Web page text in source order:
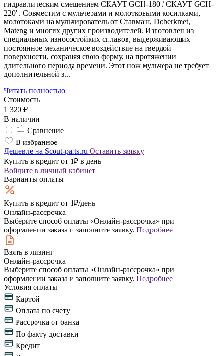
гидравлическим смещением СКАУТ GCH-180 / СКАУТ GCH-
220". Совместим с мульчерами и молотковыми косилками,
молотоками на мульчирователь от Ставмаш, Doberkmet,
Mateng и многих других производителей. Изготовлен из
специальных износостойких сплавов, выдерживающих
постоянное механическое воздействие на твердой
поверхности, сохраняя свою форму, на протяжении
длительного периода времени. Этот нож мульчера не требует
дополнительной з...
Читать полностью
Стоимость
1 320 ₽
В наличии
Сравнение
В избранное
Дешевле на Scout-parts.ru Оставить заявку
Купить в кредит от 1₽ в день
Войдите в личный кабинет
Варианты оплаты
Купить в кредит от 1₽/день
Онлайн-рассрочка
Выберите способ оплаты «Онлайн-рассрочка» при
оформлении заказа и заполните заявку. Подробнее
Взять в лизинг
Онлайн-рассрочка
Выберите способ оплаты «Онлайн-рассрочка» при
оформлении заказа и заполните заявку. Подробнее
Условия оплаты
Картой
Оплата по счету
Рассрочка от банка
По факту доставки
Кредит